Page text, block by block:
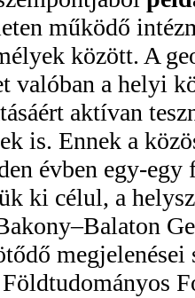
működő
között. A
valóban a helyi
aktívan
is. Ennek a
évben egy-
ki célul, a